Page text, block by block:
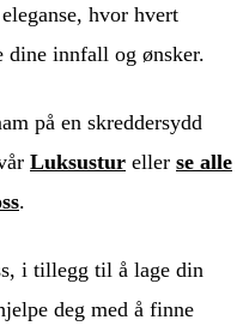
hvor hvert
dine innfall og ønsker.
på en skreddersydd
Luksustur eller se alle
.
i tillegg til å lage din
deg med å finne